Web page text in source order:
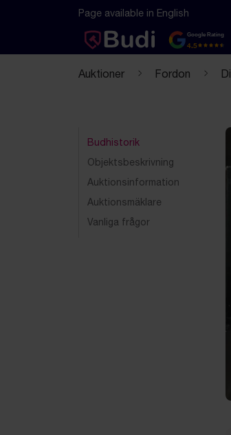
Hoppa till innehåll
Textbaserad (markdown) version av denna sida
Page available in English
Google Rating
4.5
Auktioner Fordon
Budhistorik
Objektsbeskrivning
Auktionsinformation
Auktionsmäklare
Vanliga frågor